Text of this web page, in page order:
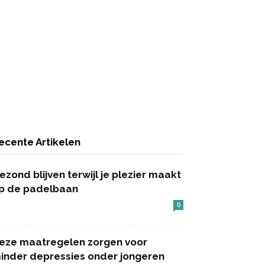
Artikelen
blijven terwijl je plezier maakt
de padelbaan
0
maatregelen zorgen voor
depressies onder jongeren